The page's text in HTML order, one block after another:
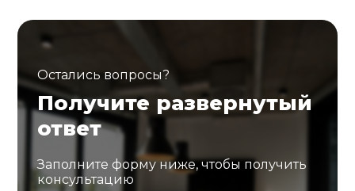
Остались вопросы?
Получите развернутый
ответ
Заполните форму ниже, чтобы получить
консультацию